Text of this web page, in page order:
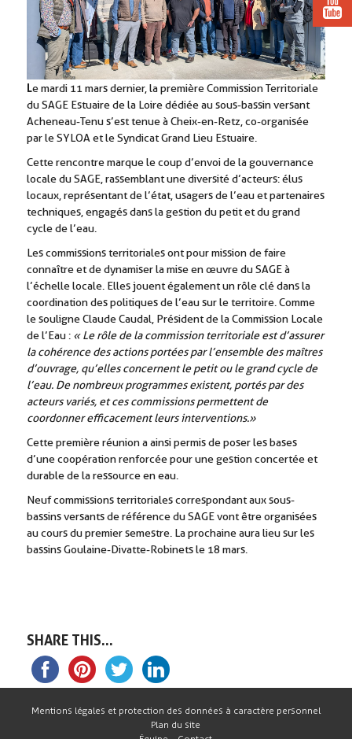
Le mardi 11 mars dernier, la première Commission Territoriale
du SAGE Estuaire de la Loire dédiée au sous-bassin versant
Acheneau-Tenu s’est tenue à Cheix-en-Retz, co-organisée
par le SYLOA et le Syndicat Grand Lieu Estuaire.
Cette rencontre marque le coup d’envoi de la gouvernance
locale du SAGE, rassemblant une diversité d’acteurs : élus
locaux, représentant de l’état, usagers de l’eau et partenaires
techniques, engagés dans la gestion du petit et du grand
cycle de l’eau.
Les commissions territoriales ont pour mission de faire
connaître et de dynamiser la mise en œuvre du SAGE à
l’échelle locale. Elles jouent également un rôle clé dans la
coordination des politiques de l’eau sur le territoire. Comme
le souligne Claude Caudal, Président de la Commission Locale
de l’Eau : « Le rôle de la commission territoriale est d’assurer
la cohérence des actions portées par l’ensemble des maîtres
d’ouvrage, qu’elles concernent le petit ou le grand cycle de
l’eau. De nombreux programmes existent, portés par des
acteurs variés, et ces commissions permettent de
coordonner efficacement leurs interventions.»
Cette première réunion a ainsi permis de poser les bases
d’une coopération renforcée pour une gestion concertée et
durable de la ressource en eau.
Neuf commissions territoriales correspondant aux sous-
bassins versants de référence du SAGE vont être organisées
au cours du premier semestre. La prochaine aura lieu sur les
bassins Goulaine-Divatte-Robinets le 18 mars.
SHARE THIS...
Mentions légales et protection des données à caractère personnel
Plan du site